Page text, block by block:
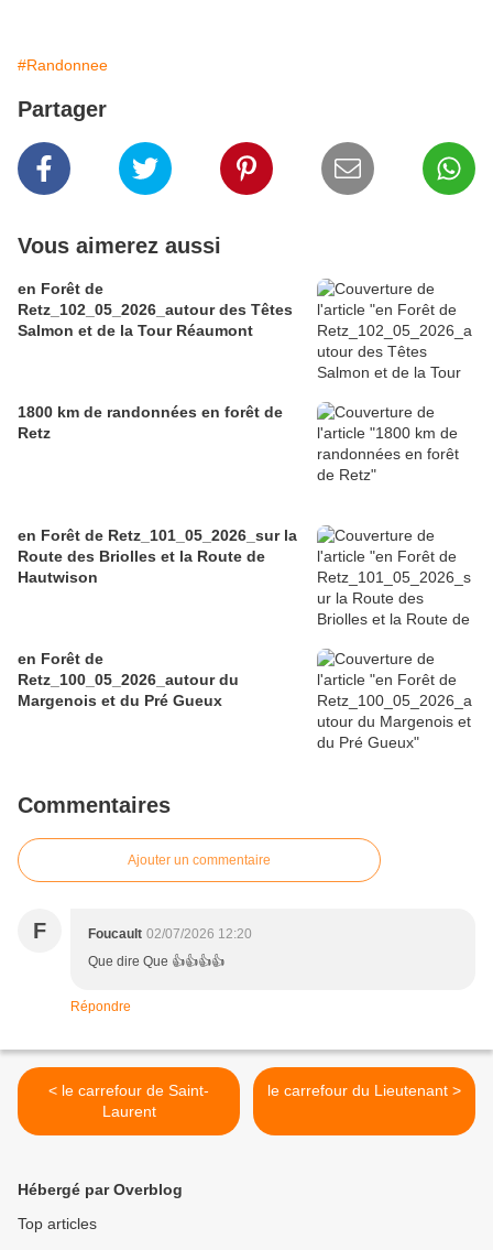
#Randonnee
Partager
Vous aimerez aussi
en Forêt de
Retz_102_05_2026_autour des Têtes
Salmon et de la Tour Réaumont
1800 km de randonnées en forêt de
Retz
en Forêt de Retz_101_05_2026_sur la
Route des Briolles et la Route de
Hautwison
en Forêt de
Retz_100_05_2026_autour du
Margenois et du Pré Gueux
Commentaires
Ajouter un commentaire
F Foucault 02/07/2026 12:20
Que dire Que 👍👍👍👍
Répondre
< le carrefour de Saint-
Laurent
le carrefour du Lieutenant >
Hébergé par Overblog
Top articles